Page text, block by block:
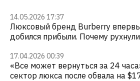
14.05.2026 17:37
Люксовый бренд Burberry
добился прибыли. Почему
17.04.2026 00:39
«Все может вернуться за 24
сектор люкса после обвала на